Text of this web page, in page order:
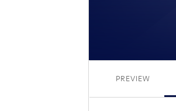
PREVIEW